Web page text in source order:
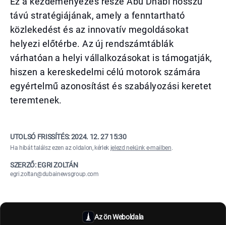
távú stratégiájának, amely a fenntartható
közlekedést és az innovatív megoldásokat
helyezi előtérbe. Az új rendszámtáblák
várhatóan a helyi vállalkozásokat is támogatják,
hiszen a kereskedelmi célú motorok számára
egyértelmű azonosítást és szabályozási keretet
teremtenek.
UTOLSÓ FRISSÍTÉS:2024. 12. 27 15:30
Ha hibát találsz ezen az oldalon, kérlek jelezd nekünk e-mailben.
SZERZŐ: EGRI ZOLTÁN
egri.zoltan@dubainewsgroup.com
Az ön Weboldala